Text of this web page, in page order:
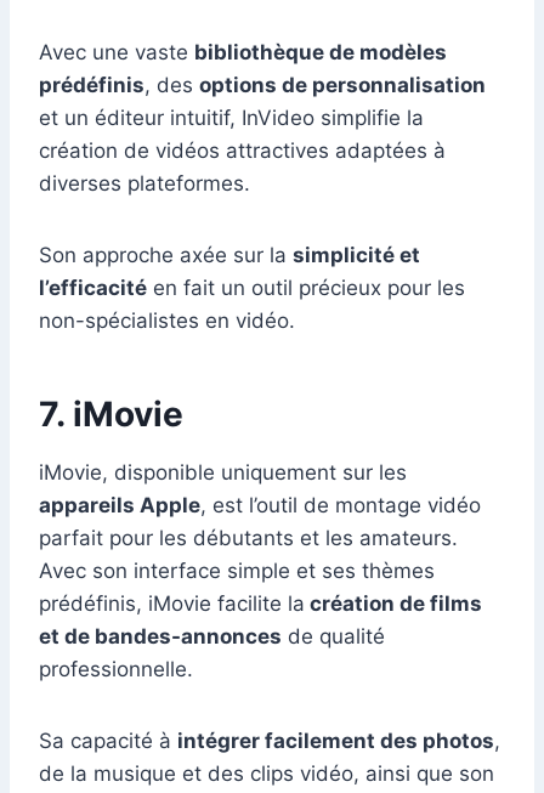
Avec une vaste bibliothèque de modèles
prédéfinis, des options de personnalisation
et un éditeur intuitif, InVideo simplifie la
création de vidéos attractives adaptées à
diverses plateformes.
Son approche axée sur la simplicité et
l’efficacité en fait un outil précieux pour les
non-spécialistes en vidéo.
7. iMovie
iMovie, disponible uniquement sur les
appareils Apple, est l’outil de montage vidéo
parfait pour les débutants et les amateurs.
Avec son interface simple et ses thèmes
prédéfinis, iMovie facilite la création de films
et de bandes-annonces de qualité
professionnelle.
Sa capacité à intégrer facilement des photos,
de la musique et des clips vidéo, ainsi que son